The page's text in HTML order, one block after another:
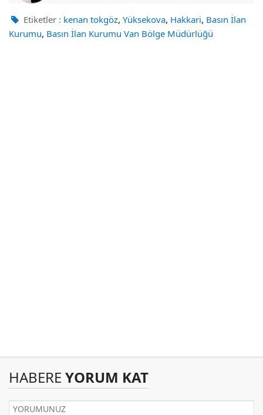
Etiketler : kenan tokgöz, Yüksekova, Hakkari, Basın İlan
Kurumu, Basın İlan Kurumu Van Bölge Müdürlüğü
HABERE YORUM KAT